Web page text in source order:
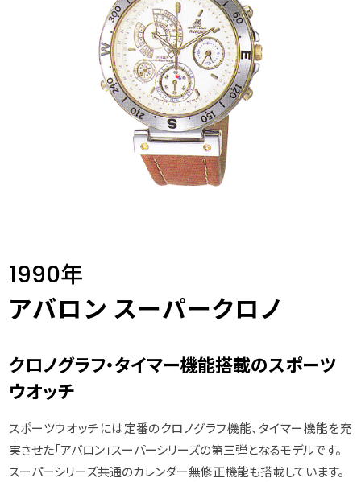
1990年
アバロン スーパークロノ
クロノグラフ・タイマー機能搭載のスポーツ
ウオッチ
スポーツウオッチには定番のクロノグラフ機能、タイマー機能を充
実させた「アバロン」スーパーシリーズの第三弾となるモデルです。
スーパーシリーズ共通のカレンダー無修正機能も搭載しています。